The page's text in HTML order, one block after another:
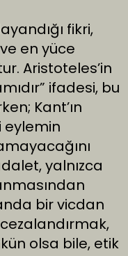
fikri,
en yüce
Aristoteles’in
ifadesi, bu
Kant’ın
eylemin
yalnızca
bir vicdan
olsa bile, etik